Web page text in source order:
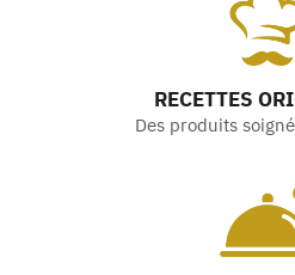
RECETTES
Des produits